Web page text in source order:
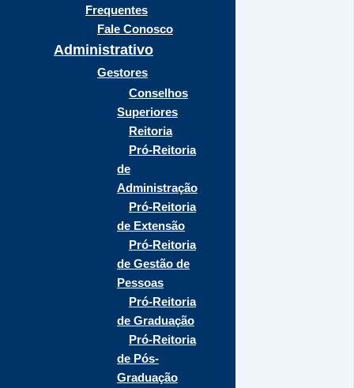
Frequentes
Fale Conosco
Administrativo
Gestores
Conselhos
Superiores
Reitoria
Pró-Reitoria
de
Administração
Pró-Reitoria
de Extensão
Pró-Reitoria
de Gestão de
Pessoas
Pró-Reitoria
de Graduação
Pró-Reitoria
de Pós-
Graduação